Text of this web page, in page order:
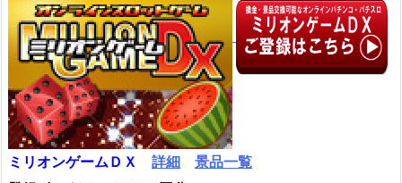
ミリオンゲームＤＸ 詳細
景品一覧